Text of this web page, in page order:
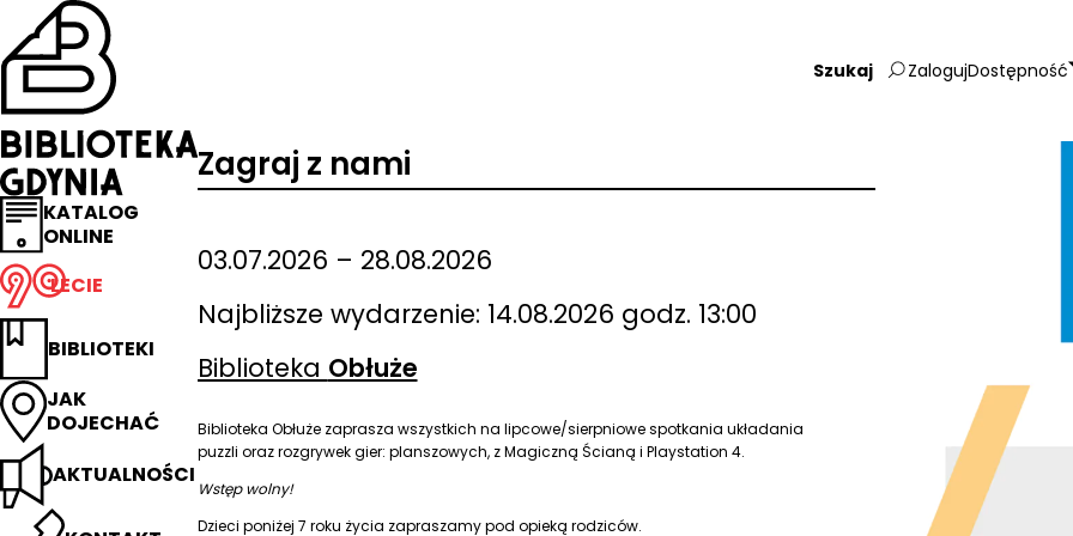
Przejdź
na
stronę
główną
Biblioteka
Gdynia
KATALOG
ONLINE
LECIE
BIBLIOTEKI
JAK
DOJECHAĆ
AKTUALNOŚCI
Wpisz
ZalogujDostępność
Zagraj z nami
03.07.2026 – 28.08.2026
Najbliższe wydarzenie: 14.08.2026 godz. 13:00
Biblioteka Obłuże
Biblioteka Obłuże zaprasza wszystkich na lipcowe/sierpniowe spotkania układania
puzzli oraz rozgrywek gier: planszowych, z Magiczną Ścianą i Playstation 4.
Wstęp wolny!
Dzieci poniżej 7 roku życia zapraszamy pod opieką rodziców.